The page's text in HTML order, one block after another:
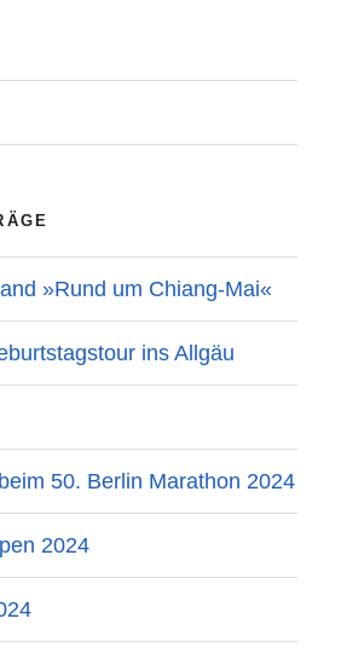
»Rund um Chiang-Mai«
ins Allgäu
50. Berlin Marathon 2024
2024